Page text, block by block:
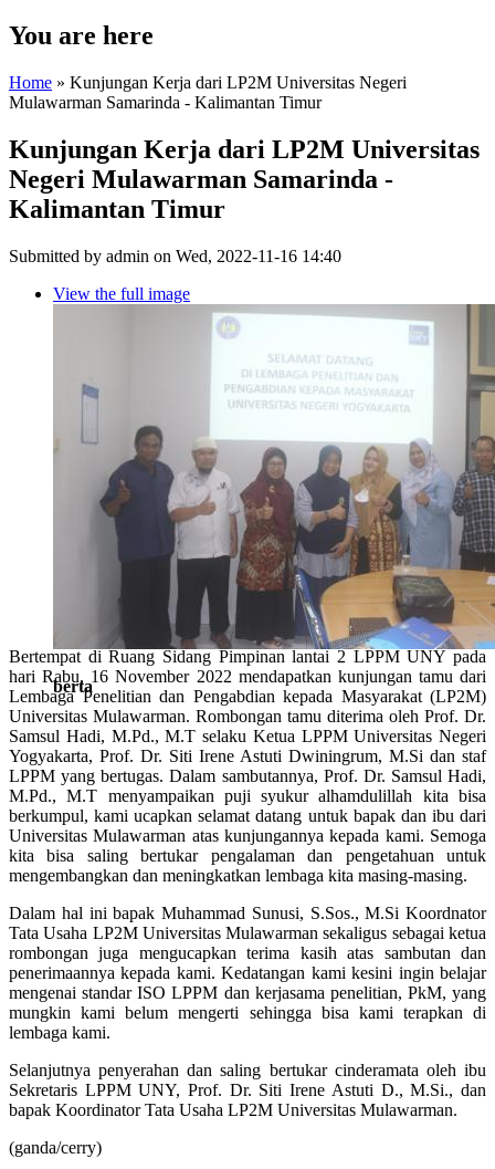
You are here
Home » Kunjungan Kerja dari LP2M Universitas Negeri
Mulawarman Samarinda - Kalimantan Timur
Kunjungan Kerja dari LP2M Universitas
Negeri Mulawarman Samarinda -
Kalimantan Timur
Submitted by admin on Wed, 2022-11-16 14:40
View the full image
berta
Bertempat di Ruang Sidang Pimpinan lantai 2 LPPM UNY pada
hari Rabu, 16 November 2022 mendapatkan kunjungan tamu dari
Lembaga Penelitian dan Pengabdian kepada Masyarakat (LP2M)
Universitas Mulawarman. Rombongan tamu diterima oleh Prof. Dr.
Samsul Hadi, M.Pd., M.T selaku Ketua LPPM Universitas Negeri
Yogyakarta, Prof. Dr. Siti Irene Astuti Dwiningrum, M.Si dan staf
LPPM yang bertugas. Dalam sambutannya, Prof. Dr. Samsul Hadi,
M.Pd., M.T menyampaikan puji syukur alhamdulillah kita bisa
berkumpul, kami ucapkan selamat datang untuk bapak dan ibu dari
Universitas Mulawarman atas kunjungannya kepada kami. Semoga
kita bisa saling bertukar pengalaman dan pengetahuan untuk
mengembangkan dan meningkatkan lembaga kita masing-masing.
Dalam hal ini bapak Muhammad Sunusi, S.Sos., M.Si Koordnator
Tata Usaha LP2M Universitas Mulawarman sekaligus sebagai ketua
rombongan juga mengucapkan terima kasih atas sambutan dan
penerimaannya kepada kami. Kedatangan kami kesini ingin belajar
mengenai standar ISO LPPM dan kerjasama penelitian, PkM, yang
mungkin kami belum mengerti sehingga bisa kami terapkan di
lembaga kami.
Selanjutnya penyerahan dan saling bertukar cinderamata oleh ibu
Sekretaris LPPM UNY, Prof. Dr. Siti Irene Astuti D., M.Si., dan
bapak Koordinator Tata Usaha LP2M Universitas Mulawarman.
(ganda/cerry)